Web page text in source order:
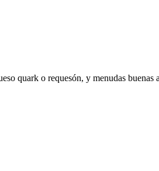
quark o requesón, y menudas